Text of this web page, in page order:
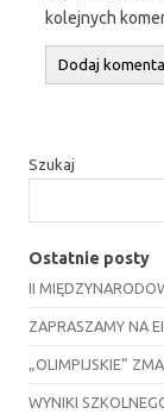
kolejnych
Szukaj
Ostatnie posty
II
ZAPRASZAMY NA
„OLIMPIJSKIE”
WYNIKI